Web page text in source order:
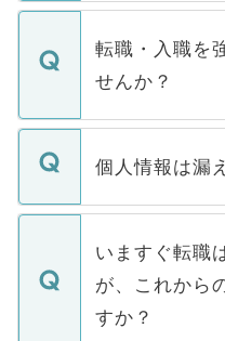
ます。通常、5
いただきますの
マイナビ
うち約3割は、
けない「非公開
下記の理由によ
ません。
■応募殺到を避
関を公にしてし
に、医療機関が
みを人材紹介会
ています。
転職・入職を
せんか？
転職・入職を強
ん。また、仮に
定を承諾する必
の辞退の連絡は
個人情報は漏
個人情報が漏え
で、ご安心くだ
などで収集した
ご本人のキャリ
支援を目的に使
いますぐ転職
が、これから
すか？